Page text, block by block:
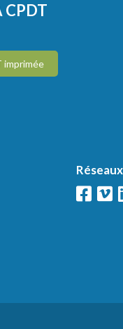
CPDT
imprimée